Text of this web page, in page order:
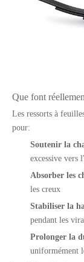
Que font
Les ressorts à
pour:
Soutenir la
excessive vers
Absorber les
les creux
Stabiliser la
pendant les
Prolonger la
uniformément